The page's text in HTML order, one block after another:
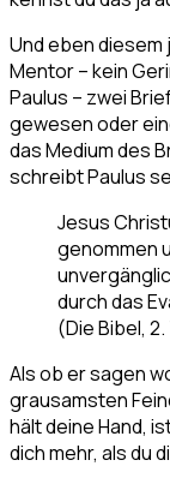
Und eben diesem
Mentor – kein
Paulus – zwei
gewesen oder
das Medium des
schreibt Paulus
Jesus
genommen
durch das
(Die Bibel,
Als ob er sagen
grausamsten
hält deine Hand,
dich mehr, als du